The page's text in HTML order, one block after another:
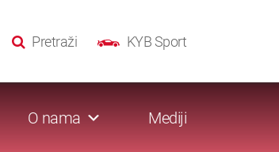
KYB Sport
Pretraži
O nama Mediji